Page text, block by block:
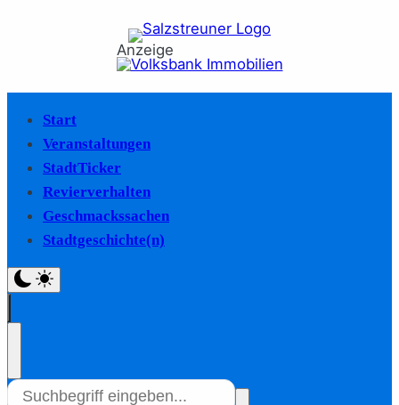
Anzeige
Start
Veranstaltungen
StadtTicker
Revierverhalten
Geschmackssachen
Stadtgeschichte(n)